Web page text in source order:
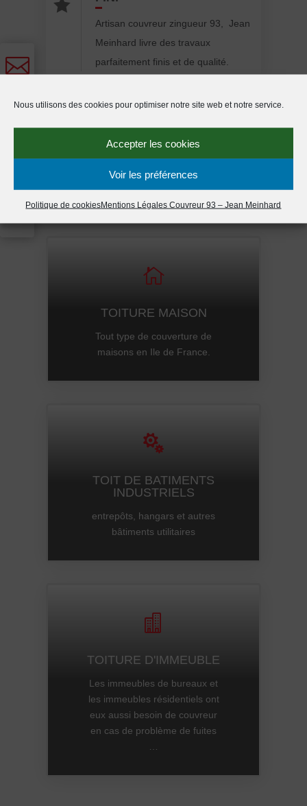
Nous utilisons des cookies pour optimiser notre site web et notre service.
Accepter les cookies
Voir les préférences
Politique de cookiesMentions Légales Couvreur 93 – Jean Meinhard

Artisan couvreur zingueur 93, Jean
Meinhard livre des travaux
parfaitement finis et de qualité.
JEAN MEINHARD COUVREUR 93
BASÉ À DRANCY INTERVIENT
SUR :

TOITURE MAISON
Tout type de couverture de
maisons en Ile de France.

TOIT DE BATIMENTS
INDUSTRIELS
entrepôts, hangars et autres
bâtiments utilitaires

TOITURE D'IMMEUBLE
Les immeubles de bureaux et
les immeubles résidentiels ont
eux aussi besoin de couvreur
en cas de problème de fuites
…

